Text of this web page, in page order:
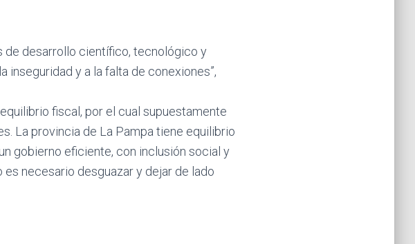
de desarrollo científico, tecnológico y
inseguridad y a la falta de conexiones”,
fiscal, por el cual supuestamente
La provincia de La Pampa tiene equilibrio
gobierno eficiente, con inclusión social y
necesario desguazar y dejar de lado